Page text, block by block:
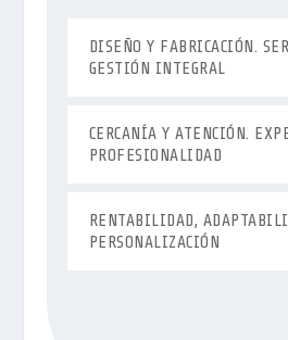
DISEÑO Y FABRICACIÓN.
GESTIÓN INTEGRAL
CERCANÍA Y ATENCIÓN.
PROFESIONALIDAD
RENTABILIDAD,
PERSONALIZACIÓN